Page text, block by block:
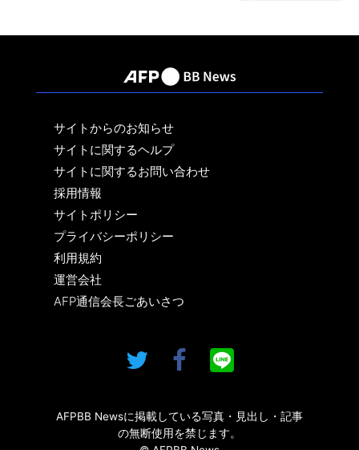
サイトからのお知らせ
サイトに関するヘルプ
サイトに関するお問い合わせ
採用情報
サイトポリシー
プライバシーポリシー
利用規約
運営会社
AFP通信会長ごあいさつ
AFPBB Newsに掲載している写真・見出し・記事
の無断使用を禁じます。